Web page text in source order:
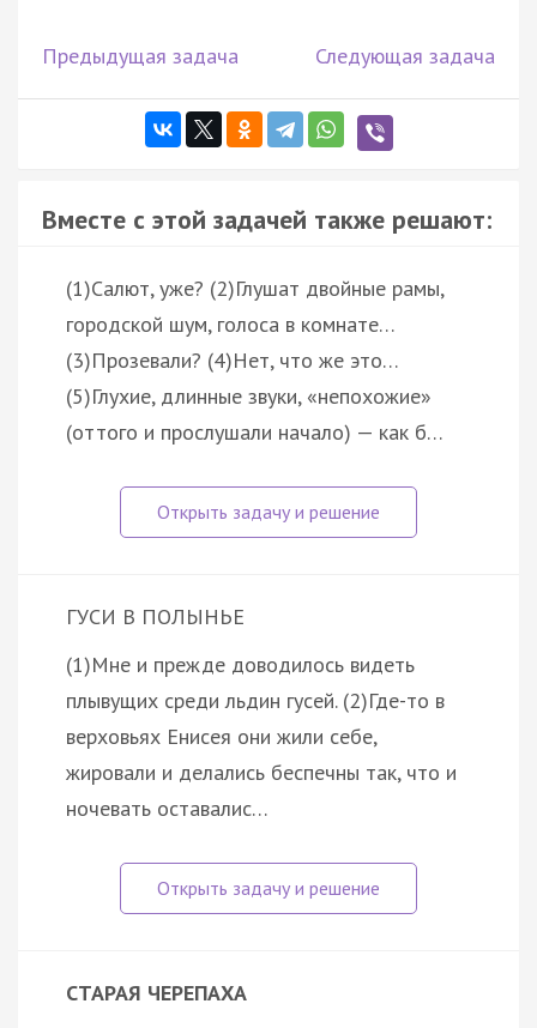
Предыдущая задача Следующая задача
Вместе с этой задачей также решают:
(1)Салют, уже? (2)Глушат двойные рамы,
городской шум, голоса в комнате…
(3)Прозевали? (4)Нет, что же это…
(5)Глухие, длинные звуки, «непохожие»
(оттого и прослушали начало) — как б…
ГУСИ В ПОЛЫНЬЕ
(1)Мне и прежде доводилось видеть
плывущих среди льдин гусей. (2)Где-то в
верховьях Енисея они жили себе,
жировали и делались беспечны так, что и
ночевать оставалис…
СТАРАЯ ЧЕРЕПАХА